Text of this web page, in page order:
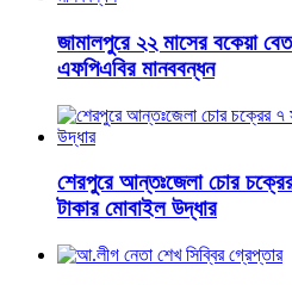
জামালপুরে ২২ মাসের বকেয়া
এফপিএবির মানববন্ধন
শেরপুরে আন্তঃজেলা চোর
টাকার মোবাইল উদ্ধার